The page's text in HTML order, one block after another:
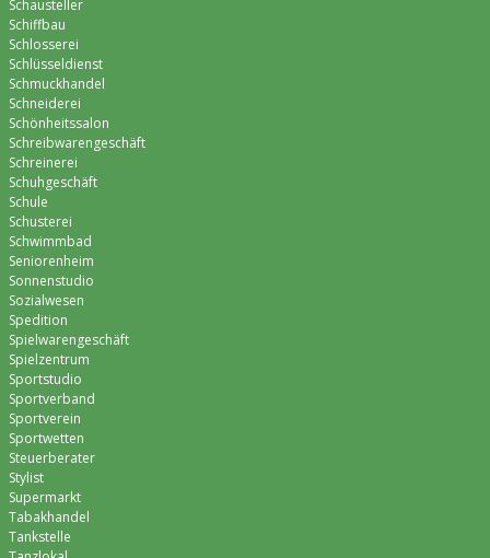
Schausteller
Schiffbau
Schlosserei
Schlüsseldienst
Schmuckhandel
Schneiderei
Schönheitssalon
Schreibwarengeschäft
Schreinerei
Schuhgeschäft
Schule
Schusterei
Schwimmbad
Seniorenheim
Sonnenstudio
Sozialwesen
Spedition
Spielwarengeschäft
Spielzentrum
Sportstudio
Sportverband
Sportverein
Sportwetten
Steuerberater
Stylist
Supermarkt
Tabakhandel
Tankstelle